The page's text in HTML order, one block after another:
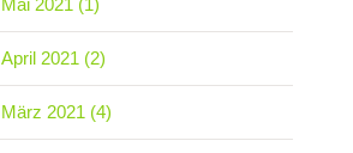
Mai 2021 (1)
April 2021 (2)
März 2021 (4)